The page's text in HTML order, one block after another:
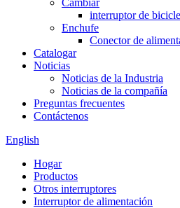
Cambiar
interruptor de
Enchufe
Conector de
Catalogar
Noticias
Noticias de la Industria
Noticias de la compañía
Preguntas frecuentes
Contáctenos
English
Hogar
Productos
Otros interruptores
Interruptor de alimentación